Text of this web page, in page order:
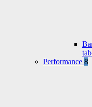
Performance 8